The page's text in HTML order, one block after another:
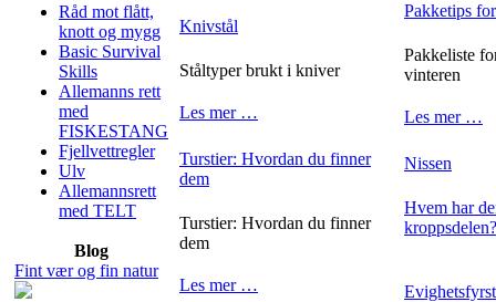
Råd mot flått,
knott og mygg
Basic Survival
Skills
Allemanns rett
med
FISKESTANG
Fjellvettregler
Ulv
Allemannsrett
med TELT
Blog
Fint vær og fin natur
Knivstål
Ståltyper brukt i kniver
Les mer …
Turstier: Hvordan du finner
dem
Turstier: Hvordan du finner
dem
Les mer …
Pakketips
Pakkeliste
vinteren
Les mer …
Nissen
Hvem har
kroppsdelen?